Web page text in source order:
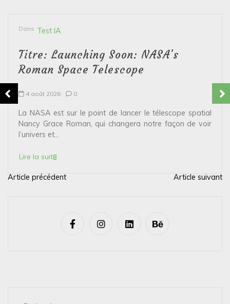
Dans Test IA
Titre: Launching Soon: NASA’s
Roman Space Telescope
4 août 2026 0
La NASA est sur le point de lancer le télescope spatial
Nancy Grace Roman, qui changera notre façon de voir
l’univers et...
Lire la suite
N
Article précédent Article suivant